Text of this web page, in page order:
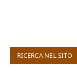
RICERCA NEL SITO